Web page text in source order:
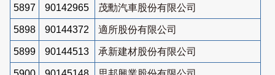
5897 90142965 茂勳汽車股份有限公司
5898 90144372 適所股份有限公司
5899 90144513 承新建材股份有限公司